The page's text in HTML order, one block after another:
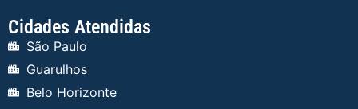
Cidades Atendidas
São Paulo
Guarulhos
Belo Horizonte